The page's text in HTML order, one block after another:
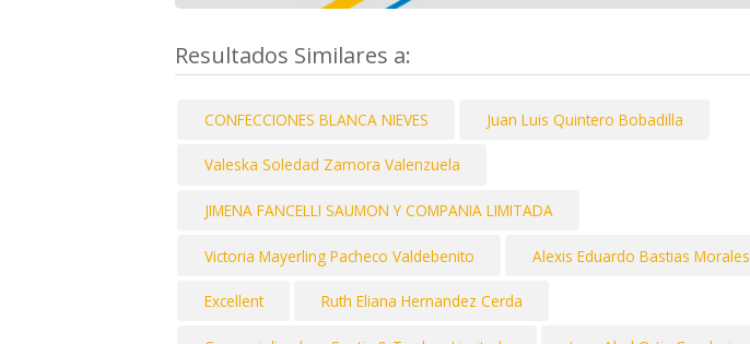
Resultados Similares a:
CONFECCIONES BLANCA NIEVES Juan Luis Quintero Bobadilla
Valeska Soledad Zamora Valenzuela
JIMENA FANCELLI SAUMON Y COMPANIA LIMITADA
Victoria Mayerling Pacheco Valdebenito Alexis Eduardo Bastias Morales
Excellent Ruth Eliana Hernandez Cerda